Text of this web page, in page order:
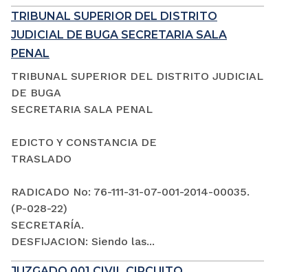
TRIBUNAL SUPERIOR DEL DISTRITO
JUDICIAL DE BUGA SECRETARIA SALA
PENAL
TRIBUNAL SUPERIOR DEL DISTRITO JUDICIAL
DE BUGA
SECRETARIA SALA PENAL
EDICTO Y CONSTANCIA DE
TRASLADO
RADICADO No: 76-111-31-07-001-2014-00035.
(P-028-22)
SECRETARÍA.
DESFIJACION: Siendo las...